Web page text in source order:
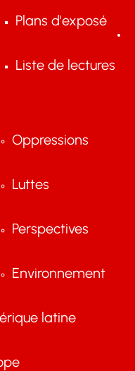
Plans d'exposé
Liste de lectures
Oppressions
Luttes
Perspectives
Environnement
latine